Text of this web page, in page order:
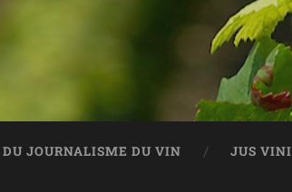
DU JOURNALISME DU VIN JUS VINI